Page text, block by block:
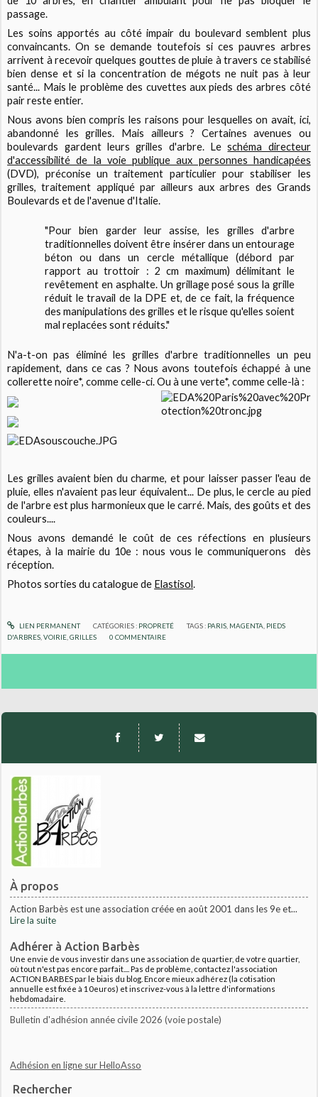
À propos
Action Barbès est une association créée en août 2001 dans les 9e et...
Lire la suite
Adhérer à Action Barbès
Une envie de vous investir dans une association de quartier, de votre quartier,
où tout n'est pas encore parfait.... Pas de problème, contactez l'association
ACTION BARBES par le biais du blog. Encore mieux adhérez (la cotisation
annuelle est fixée à 10euros) et inscrivez-vous à la lettre d'informations
hebdomadaire.
Bulletin d'adhésion année civile 2026 (voie postale)
Adhésion en ligne sur HelloAsso
Rechercher
passage.
Les soins apportés au côté impair du boulevard semblent plus
convaincants. On se demande toutefois si ces pauvres arbres
arrivent à recevoir quelques gouttes de pluie à travers cestabilisé
bien dense et si la concentration de mégots ne nuit pas à leur
santé... Mais le problème des cuvettes aux pieds des arbres côté
pair reste entier.
Nous avons bien compris les raisons pour lesquelles on avait, ici,
abandonné les grilles. Mais ailleurs ? Certaines avenues ou
boulevards gardent leurs grilles d'arbre. Leschéma directeur
d'accessibilité de la voie publique aux personnes handicapées
(DVD), préconise un traitement particulier pour stabiliser les
grilles, traitement appliqué par ailleurs aux arbres des Grands
Boulevards et de l'avenue d'Italie.
"Pour bien garder leur assise, les grilles d'arbre
traditionnelles doivent être insérer dans un entourage
béton ou dans un cercle métallique (débord par
rapport au trottoir : 2 cm maximum) délimitant le
revêtement en asphalte. Un grillage posé sous la grille
réduit le travail de la DPE et, de ce fait, la fréquence
des manipulations des grilles et le risque qu'elles soient
mal replacées sont réduits."
N'a-t-on pas éliminé les grilles d'arbre traditionnelles un peu
rapidement, dans ce cas ? Nous avons toutefois échappé à une
collerette noire*, comme celle-ci. Ou à une verte*, comme celle-là :
Les grilles avaient bien du charme, et pour laisser passer l'eau de
pluie, elles n'avaient pas leur équivalent... De plus, le cercle au pied
de l'arbre est plus harmonieux que le carré. Mais, des goûts et des
couleurs....
Nous avons demandé le coût de ces réfections en plusieurs
étapes, à la mairie du 10e : nous vous le communiquerons dès
réception.
Photos sorties du catalogue de Elastisol.
LIEN PERMANENT CATÉGORIES : PROPRETÉ TAGS : PARIS MAGENTA PIEDS
D'ARBRES ,VOIRIE ,GRILLES 0 COMMENTAIRE